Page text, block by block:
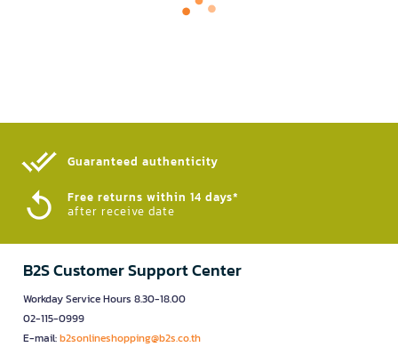
Guaranteed authenticity​
Free returns within 14 days*
after receive date
B2S Customer Support Center
Workday Service Hours 8.30-18.00
02-115-0999
E-mail:b2sonlineshopping@b2s.co.th